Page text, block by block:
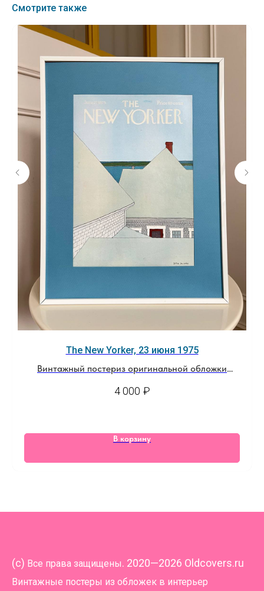
Смотрите также
The New Yorker, 23 июня 1975
Винтажный постериз оригинальной обложки
4 000 ₽
В корзину
(c) Все права защищены. 2020—2026 Oldcovers.ru
Винтажные постеры из обложек в интерьер